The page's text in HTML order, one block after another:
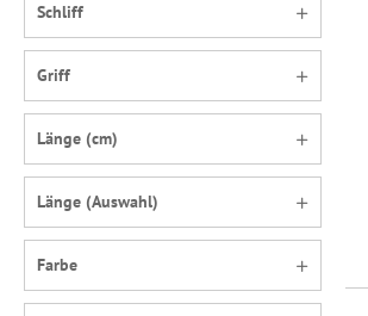
Schliff
Griff
Länge (cm)
Länge (Auswahl)
Farbe